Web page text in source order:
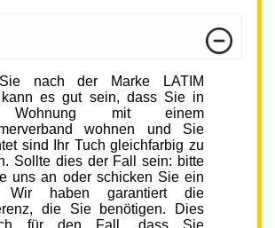
nach der Marke LATIM
es gut sein, dass Sie in
Wohnung mit einem
wohnen und Sie
sind Ihr Tuch gleichfarbig zu
Sollte dies der Fall sein: bitte
uns an oder schicken Sie ein
Wir haben garantiert die
die Sie benötigen. Dies
für den Fall, dass Sie